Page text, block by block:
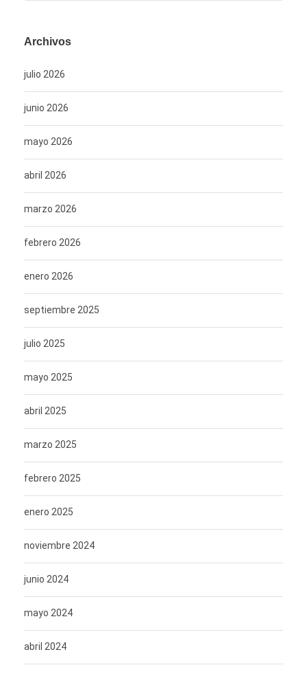
Archivos
julio 2026
junio 2026
mayo 2026
abril 2026
marzo 2026
febrero 2026
enero 2026
septiembre 2025
julio 2025
mayo 2025
abril 2025
marzo 2025
febrero 2025
enero 2025
noviembre 2024
junio 2024
mayo 2024
abril 2024